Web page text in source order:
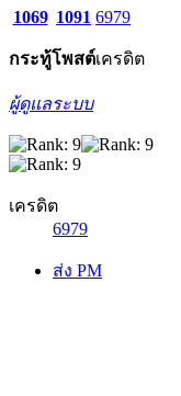
1069
กระทู้
1091
โพสต์
6979
เครดิต
ผู้ดูแลระบบ
เครดิต
6979
ส่ง PM